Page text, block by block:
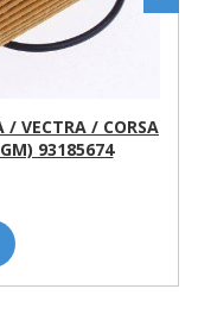
/ CORSA
93185674